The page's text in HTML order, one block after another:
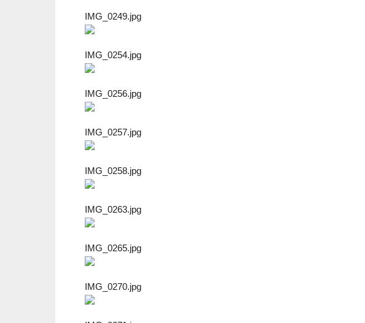
IMG_0249.jpg
IMG_0254.jpg
IMG_0256.jpg
IMG_0257.jpg
IMG_0258.jpg
IMG_0263.jpg
IMG_0265.jpg
IMG_0270.jpg